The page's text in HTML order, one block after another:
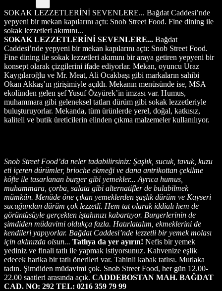
SOKAK LEZZETLERİNİ SEVENLERE... Bağdat Caddesi’nde
yepyeni bir mekan kapılarını açtı: Snob Street Food. Fine dining ile
sokak lezzetleri akımını...
SOKAK LEZZETLERİNİ SEVENLERE... Bağdat
Caddesi’nde yepyeni bir mekan kapılarını açtı: Snob Street Food.
Fine dining ile sokak lezzetleri akımını bir araya getiren yepyeni bir
konsept olarak çizgilerini ifade ediyorlar. Mekan, oyuncu Uraz
Kaygılaroğlu ve Mr. Meat, Ali Ocakbaşı gibi markaların sahibi
Okan Akkaş’ın girişimiyle açıldı. Mekanın menüsünde ise, MSA
ekolünden gelen şef Yusuf Özyürek’in imzası var. Humus,
muhammara gibi geleneksel tatları dürüm gibi sokak lezzetleriyle
buluşturuyorlar. Mekanda, tüm ürünlerde yerel, doğal, katkısız,
kaliteli ve butik üreticilerin elinden çıkma malzemeler kullanılıyor.
Snob Street Food’da neler tadabilirsiniz: Şaşlık, sucuk, tavuk, kuzu
eti içeren dürümler, brioche ekmeği ve dana antrikottan çekilme
köfte ile tasarlanan burger gibi yemekler... Ayrıca humus,
muhammara, çorba, salata gibi alternatifler de bulabilmek
mümkün. Menüde öne çıkan yemeklerden şaşlık dürüm ve Kayseri
sucuğundan dürüm çok lezzetli. Hem tat olarak iddialı hem de
görüntüsüyle gerçekten iştahınızı kabartıyor. Burgerlerinin de
şimdiden müdavimi oldukça fazla. Hatırlatalım, ekmeklerini de
kendileri yapıyorlar. Bağdat Caddesi’nde lezzetli bir yemek molası
için aklınızda olsun... Tatlıya da yer ayırın! Nefis bir yemek
yediniz ve finali tatlı ile yapmak istiyorsunuz. Kahvenize eşlik
edecek harika bir tatlı önerileri var. Tahinli kabak tatlısı. Mutlaka
tadın. Şimdiden müdavimi çok. Snob Street Food, her gün 12.00-
22.00 saatleri arasında açık. CADDEBOSTAN MAH. BAĞDAT
CAD. NO: 292 TEL: 0216 359 79 99